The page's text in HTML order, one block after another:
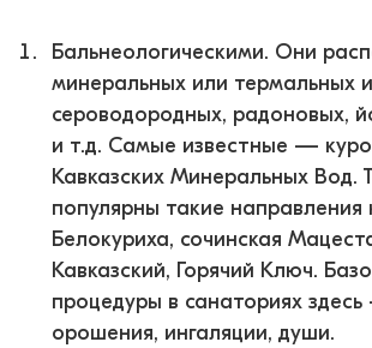
Бальнеологическими. Они
минеральных или термальных
сероводородных, радоновых,
и т.д. Самые известные —
Кавказских Минеральных Вод.
популярны такие направления
Белокуриха, сочинская
Кавказский, Горячий Ключ.
процедуры в санаториях
орошения, ингаляции, души.